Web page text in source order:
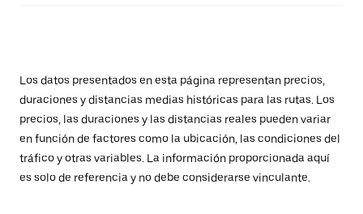
Los datos presentados en esta página representan precios,
duraciones y distancias medias históricas para las rutas. Los
precios, las duraciones y las distancias reales pueden variar
en función de factores como la ubicación, las condiciones del
tráfico y otras variables. La información proporcionada aquí
es solo de referencia y no debe considerarse vinculante.